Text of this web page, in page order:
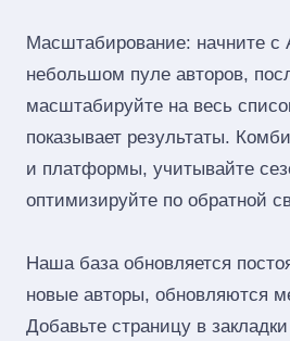
Масштабирование: начните с
небольшом пуле авторов,
масштабируйте на весь
показывает результаты.
и платформы, учитывайте
оптимизируйте по обратной
Наша база обновляется
новые авторы, обновляются
Добавьте страницу в